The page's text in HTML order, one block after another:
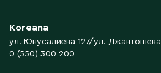
Koreana
ул. Юнусалиева 127/ул. Джантошева
0 (550) 300 200